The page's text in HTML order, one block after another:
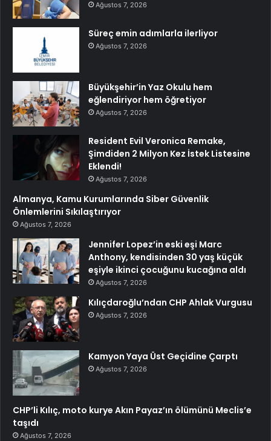
Ağustos 7, 2026
Süreç emin adımlarla ilerliyor
Ağustos 7, 2026
Büyükşehir’in Yaz Okulu hem
eğlendiriyor hem öğretiyor
Ağustos 7, 2026
Resident Evil Veronica Remake,
Şimdiden 2 Milyon Kez İstek Listesine
Eklendi!
Ağustos 7, 2026
Almanya, Kamu Kurumlarında Siber Güvenlik
Önlemlerini Sıkılaştırıyor
Ağustos 7, 2026
Jennifer Lopez’in eski eşi Marc
Anthony, kendisinden 30 yaş küçük
eşiyle ikinci çocuğunu kucağına aldı
Ağustos 7, 2026
Kılıçdaroğlu’ndan CHP Ahlak Vurgusu
Ağustos 7, 2026
Kamyon Yaya Üst Geçidine Çarptı
Ağustos 7, 2026
CHP’li Kılıç, moto kurye Akın Payaz’ın ölümünü Meclis’e
taşıdı
Ağustos 7, 2026